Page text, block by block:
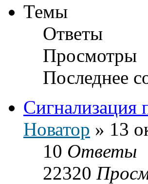
Темы
Ответы
Просмотры
Последнее
Сигнализация
Новатор » 13
10 Ответы
22320